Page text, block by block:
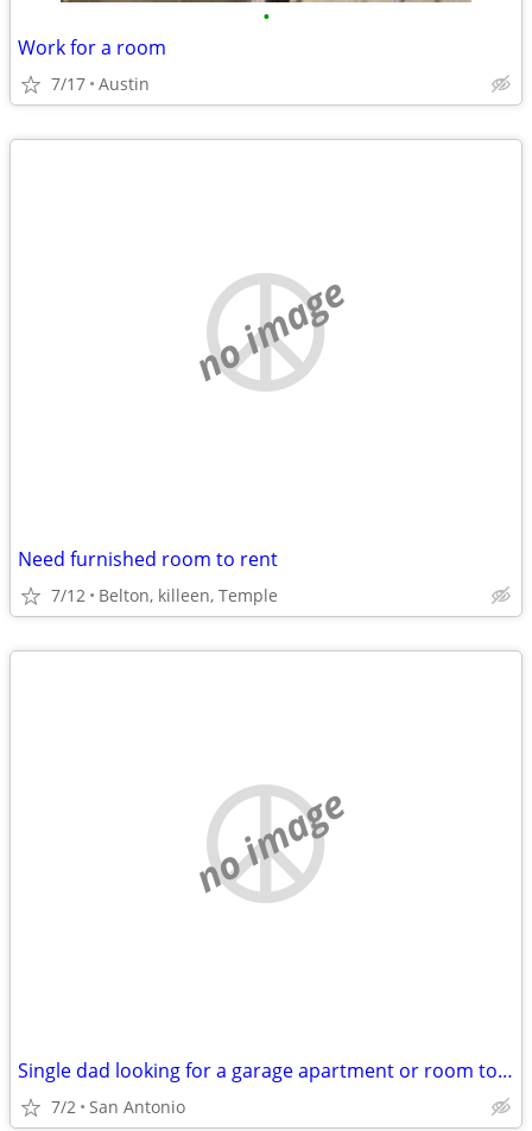
•
Work for a room
7/17 Austin
no image
Need furnished room to rent
7/12 Belton, killeen, Temple
no image
Single dad looking for a garage apartment or room to rent.
7/2 San Antonio